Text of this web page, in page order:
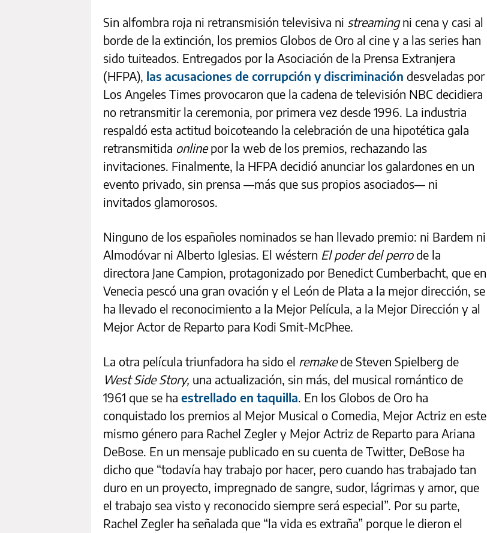
Sin alfombra roja ni retransmisión televisiva ni streamingni cena y casi al
borde de la extinción, los premios Globos de Oro al cine y a las series han
sido tuiteados. Entregados por la Asociación de la Prensa Extranjera
(HFPA), las acusaciones de corrupción y discriminación desveladas por
Los Angeles Times provocaron que la cadena de televisión NBC decidiera
no retransmitir la ceremonia, por primera vez desde 1996. La industria
respaldó esta actitud boicoteando la celebración de una hipotética gala
retransmitida onlinepor la web de los premios, rechazando las
invitaciones. Finalmente, la HFPA decidió anunciar los galardones en un
evento privado, sin prensa —más que sus propios asociados— ni
invitados glamorosos.
Ninguno de los españoles nominados se han llevado premio: ni Bardem ni
Almodóvar ni Alberto Iglesias. El wéstern El poder del perro de la
directora Jane Campion, protagonizado por Benedict Cumberbacht, que en
Venecia pescó una gran ovación y el León de Plata a la mejor dirección, se
ha llevado el reconocimiento a la Mejor Película, a la Mejor Dirección y al
Mejor Actor de Reparto para Kodi Smit-McPhee.
La otra película triunfadora ha sido el remakede Steven Spielberg de
West Side Story, una actualización, sin más, del musical romántico de
1961 que se ha estrellado en taquilla. En los Globos de Oro ha
conquistado los premios al Mejor Musical o Comedia, Mejor Actriz en este
mismo género para Rachel Zegler y Mejor Actriz de Reparto para Ariana
DeBose. En un mensaje publicado en su cuenta de Twitter, DeBose ha
dicho que “todavía hay trabajo por hacer, pero cuando has trabajado tan
duro en un proyecto, impregnado de sangre, sudor, lágrimas y amor, que
el trabajo sea visto y reconocido siempre será especial”. Por su parte,
Rachel Zegler ha señalada que “la vida es extraña” porque le dieron el